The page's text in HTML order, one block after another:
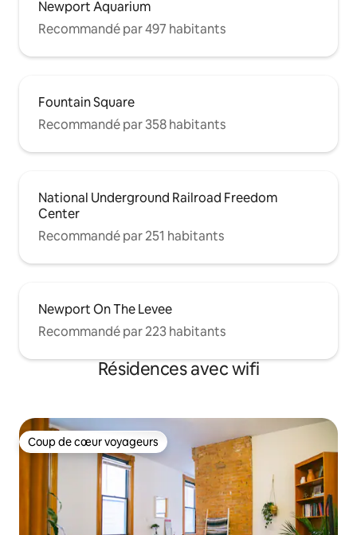
appartement :
https://airbnb.com/h/courtcondogreatlocation
Uber, Lyft, scooters de location, marche,
tramway, vélos de location rouges,
(Banks/OTR/Pendleton/Casino) -
APPELEZ POUR PLANIFIER (513-421-
4378) ou faites-leur signe !
Newport Aquarium
Recommandé par 497 habitants
Fountain Square
Recommandé par 358 habitants
National Underground Railroad Freedom
Center
Recommandé par 251 habitants
Newport On The Levee
Recommandé par 223 habitants
Résidences avec wifi
Coup de cœur voyageurs
Coup de cœur voyageurs